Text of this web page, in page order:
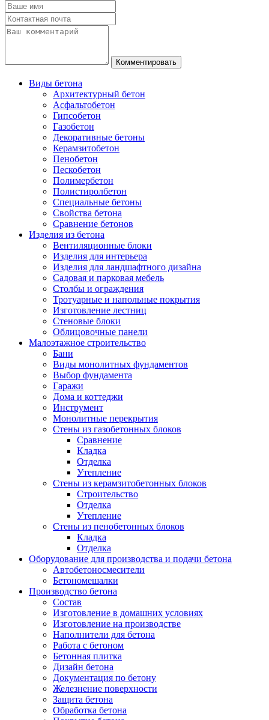
Виды бетона
Архитектурный бетон
Асфальтобетон
Гипсобетон
Газобетон
Декоративные бетоны
Керамзитобетон
Пенобетон
Пескобетон
Полимербетон
Полистиролбетон
Специальные бетоны
Свойства бетона
Сравнение бетонов
Изделия из бетона
Вентиляционные блоки
Изделия для интерьера
Изделия для ландшафтного дизайна
Садовая и парковая мебель
Столбы и ограждения
Тротуарные и напольные покрытия
Изготовление лестниц
Стеновые блоки
Облицовочные панели
Малоэтажное строительство
Бани
Виды монолитных фундаментов
Выбор фундамента
Гаражи
Дома и коттеджи
Инструмент
Монолитные перекрытия
Стены из газобетонных блоков
Сравнение
Кладка
Отделка
Утепление
Стены из керамзитобетонных блоков
Строительство
Отделка
Утепление
Стены из пенобетонных блоков
Кладка
Отделка
Оборудование для производства и подачи бетона
Автобетоносмесители
Бетономешалки
Производство бетона
Состав
Изготовление в домашних условиях
Изготовление на производстве
Наполнители для бетона
Работа с бетоном
Бетонная плитка
Дизайн бетона
Документация по бетону
Железнение поверхности
Защита бетона
Обработка бетона